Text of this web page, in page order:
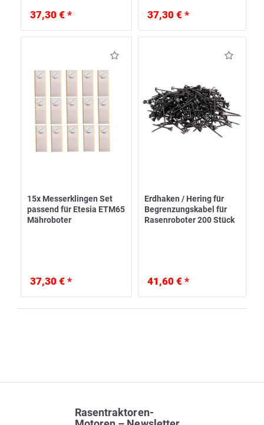
37,30 € * 37,30 € *
15x Messerklingen Set
passend für Etesia ETM65
Mähroboter
37,30 € *
Erdhaken / Hering für
Begrenzungskabel für
Rasenroboter 200 Stück
41,60 € *
Rasentraktoren-